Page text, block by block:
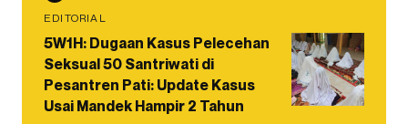
EDITORIAL
5W1H: Dugaan Kasus Pelecehan
Seksual 50 Santriwati di
Pesantren Pati: Update Kasus
Usai Mandek Hampir 2 Tahun